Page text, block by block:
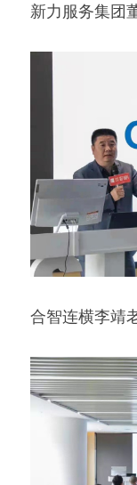
新力服务集团
合智连横李靖